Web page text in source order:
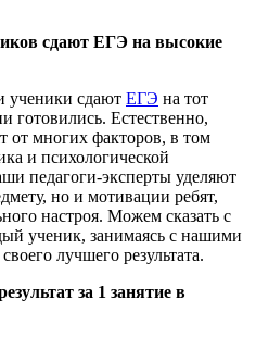
сдают ЕГЭ на высокие
ученики сдают ЕГЭ на тот
готовились. Естественно,
от многих факторов, в том
и психологической
педагоги-эксперты уделяют
но и мотивации ребят,
настроя. Можем сказать с
ученик, занимаясь с нашими
лучшего результата.
за 1 занятие в